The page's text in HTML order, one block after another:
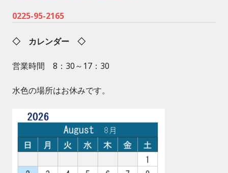
0225-95-2165
◇ カレンダー ◇
営業時間 8：30～17：30
水色の場所はお休みです。